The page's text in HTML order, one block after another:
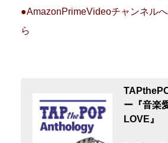
●AmazonPrimeVideoチャンネル
ら
ー『音楽
LOVE』